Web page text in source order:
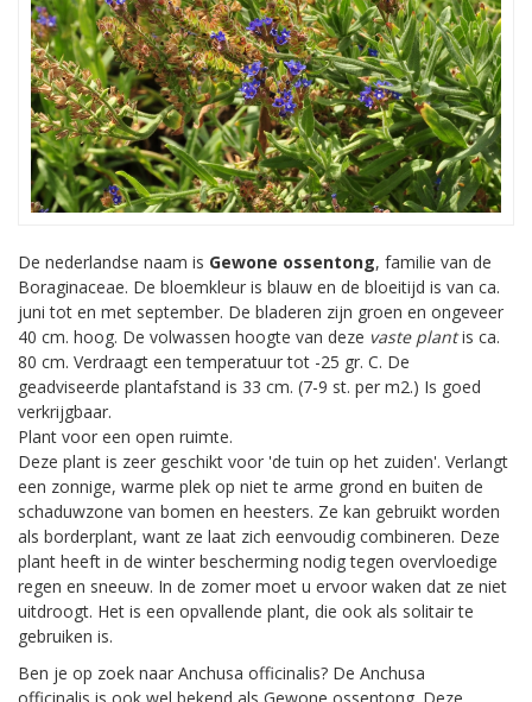
De nederlandse naam is Gewone ossentong, familie van de
Boraginaceae. De bloemkleur is blauw en de bloeitijd is van ca.
juni tot en met september. De bladeren zijn groen en ongeveer
40 cm. hoog. De volwassen hoogte van deze vaste plantis ca.
80 cm. Verdraagt een temperatuur tot -25 gr. C. De
geadviseerde plantafstand is 33 cm. (7-9 st. per m2.) Is goed
verkrijgbaar.
Plant voor een open ruimte.
Deze plant is zeer geschikt voor 'de tuin op het zuiden'. Verlangt
een zonnige, warme plek op niet te arme grond en buiten de
schaduwzone van bomen en heesters. Ze kan gebruikt worden
als borderplant, want ze laat zich eenvoudig combineren. Deze
plant heeft in de winter bescherming nodig tegen overvloedige
regen en sneeuw. In de zomer moet u ervoor waken dat ze niet
uitdroogt. Het is een opvallende plant, die ook als solitair te
gebruiken is.
Ben je op zoek naar Anchusa officinalis? De Anchusa
officinalis is ook wel bekend als Gewone ossentong. Deze